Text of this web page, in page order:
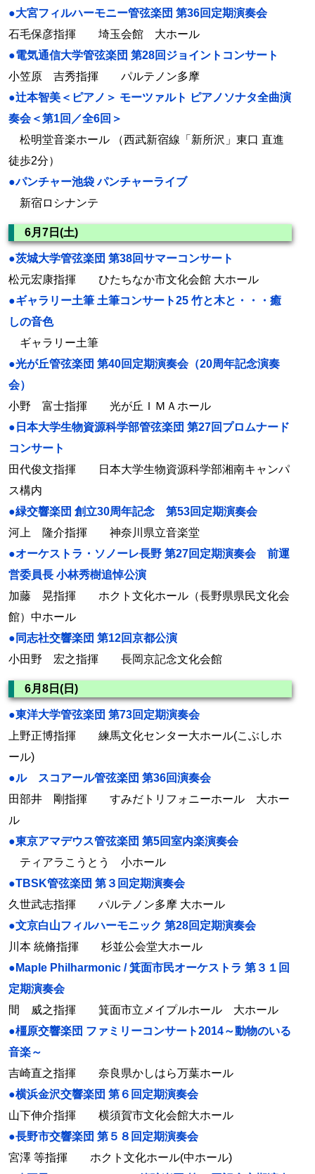
●大宮フィルハーモニー管弦楽団 第36回定期演奏会
石毛保彦指揮 埼玉会館 大ホール
●電気通信大学管弦楽団 第28回ジョイントコンサート
小笠原 吉秀指揮 パルテノン多摩
●辻本智美＜ピアノ＞ モーツァルト ピアノソナタ全曲演
奏会＜第1回／全6回＞
松明堂音楽ホール （西武新宿線「新所沢」東口 直進
徒歩2分）
●パンチャー池袋 パンチャーライブ
新宿ロシナンテ
6月7日(土)
●茨城大学管弦楽団 第38回サマーコンサート
松元宏康指揮 ひたちなか市文化会館 大ホール
●ギャラリー土筆 土筆コンサート25 竹と木と・・・癒
しの音色
ギャラリー土筆
●光が丘管弦楽団 第40回定期演奏会（20周年記念演奏
会）
小野 富士指揮 光が丘ＩＭＡホール
●日本大学生物資源科学部管弦楽団 第27回プロムナード
コンサート
田代俊文指揮 日本大学生物資源科学部湘南キャンパ
ス構内
●緑交響楽団 創立30周年記念 第53回定期演奏会
河上 隆介指揮 神奈川県立音楽堂
●オーケストラ・ソノーレ長野 第27回定期演奏会 前運
営委員長 小林秀樹追悼公演
加藤 晃指揮 ホクト文化ホール（長野県県民文化会
館）中ホール
●同志社交響楽団 第12回京都公演
小田野 宏之指揮 長岡京記念文化会館
6月8日(日)
●東洋大学管弦楽団 第73回定期演奏会
上野正博指揮 練馬文化センター大ホール(こぶしホ
ール)
●ル スコアール管弦楽団 第36回演奏会
田部井 剛指揮 すみだトリフォニーホール 大ホー
ル
●東京アマデウス管弦楽団 第5回室内楽演奏会
ティアラこうとう 小ホール
●TBSK管弦楽団 第３回定期演奏会
久世武志指揮 パルテノン多摩 大ホール
●文京白山フィルハーモニック 第28回定期演奏会
川本 統脩指揮 杉並公会堂大ホール
●Maple Philharmonic / 箕面市民オーケストラ 第３１回
定期演奏会
間 威之指揮 箕面市立メイプルホール 大ホール
●橿原交響楽団 ファミリーコンサート2014～動物のいる
音楽～
吉崎直之指揮 奈良県かしはら万葉ホール
●横浜金沢交響楽団 第６回定期演奏会
山下伸介指揮 横須賀市文化会館大ホール
●長野市交響楽団 第５８回定期演奏会
宮澤 等指揮 ホクト文化ホール(中ホール)